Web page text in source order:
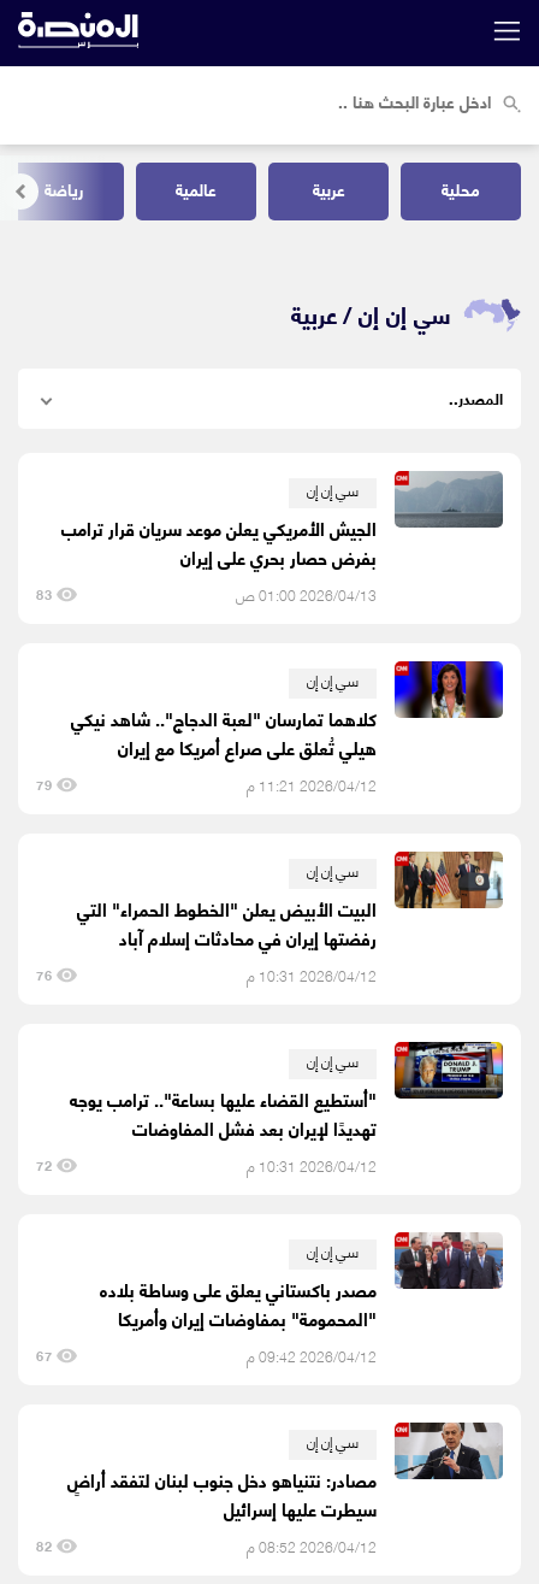
محلية عربية عالمية رياضة
سي إن إن /عربية
سي إن إن
الجيش الأمريكي يعلن موعد سريان قرار ترامب
بفرض حصار بحري على إيران
2026/04/13 01:00 ص 83
سي إن إن
كلاهما تمارسان "لعبة الدجاج".. شاهد نيكي
هيلي تُعلق على صراع أمريكا مع إيران
2026/04/12 11:21 م 79
سي إن إن
البيت الأبيض يعلن "الخطوط الحمراء" التي
رفضتها إيران في محادثات إسلام آباد
2026/04/12 10:31 م 76
سي إن إن
"أستطيع القضاء عليها بساعة".. ترامب يوجه
تهديدًا لإيران بعد فشل المفاوضات
2026/04/12 10:31 م 72
سي إن إن
مصدر باكستاني يعلق على وساطة بلاده
"المحمومة" بمفاوضات إيران وأمريكا
2026/04/12 09:42 م 67
سي إن إن
مصادر: نتنياهو دخل جنوب لبنان لتفقد أراضٍ
سيطرت عليها إسرائيل
2026/04/12 08:52 م 82